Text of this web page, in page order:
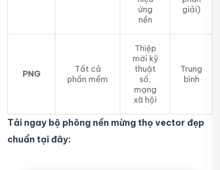
ứng
nền
giải)
PNG
Tất cả
phần mềm
Thiệp
mời kỹ
thuật
số,
mạng
xã hội
Trung
bình
Tải ngay bộ phông nền mừng thọ vector đẹp
chuẩn tại đây: